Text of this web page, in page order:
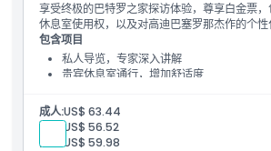
享受终极的巴特罗之家探访体验，尊享白金票
休息室使用权，以及对高迪巴塞罗那杰作的个性
包含项目
私人导览，专家深入讲解
贵宾休息室通行，增加舒适度
成人:US$ 63.44
孩子: US$ 56.52
高级: US$ 59.98